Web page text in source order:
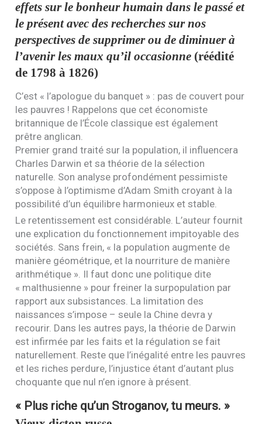
effets sur le bonheur humain dans le passé et
le présent avec des recherches sur nos
perspectives de supprimer ou de diminuer à
l’avenir les maux qu’il occasionne (réédité
de 1798 à 1826)
C’est « l’apologue du banquet » : pas de couvert pour
les pauvres ! Rappelons que cet économiste
britannique de l’École classique est également
prêtre anglican.
Premier grand traité sur la population, il influencera
Charles Darwin et sa théorie de la sélection
naturelle. Son analyse profondément pessimiste
s’oppose à l’optimisme d’Adam Smith croyant à la
possibilité d’un équilibre harmonieux et stable.
Le retentissement est considérable. L’auteur fournit
une explication du fonctionnement impitoyable des
sociétés. Sans frein, « la population augmente de
manière géométrique, et la nourriture de manière
arithmétique ». Il faut donc une politique dite
« malthusienne » pour freiner la surpopulation par
rapport aux subsistances. La limitation des
naissances s’impose – seule la Chine devra y
recourir. Dans les autres pays, la théorie de Darwin
est infirmée par les faits et la régulation se fait
naturellement. Reste que l’inégalité entre les pauvres
et les riches perdure, l’injustice étant d’autant plus
choquante que nul n’en ignore à présent.
« Plus riche qu’un Stroganov, tu meurs. »